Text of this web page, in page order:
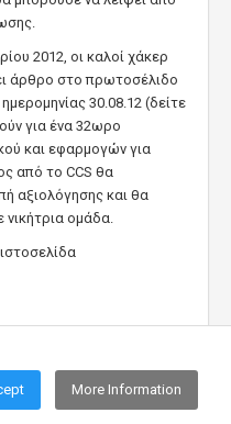
More Information
2012, οι καλοί χάκερ
άρθρο στο πρωτοσέλιδο
30.08.12 (δείτε
για ένα 32ωρο
και εφαρμογών για
από το CCS θα
αξιολόγησης και θα
ομάδα.